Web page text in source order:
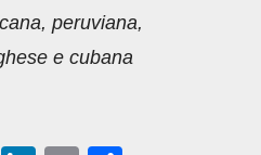
peruviana,
e cubana